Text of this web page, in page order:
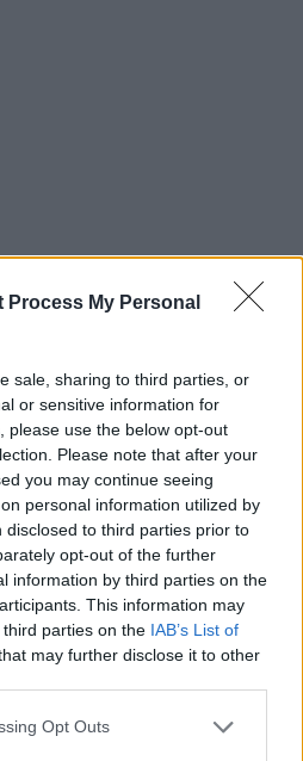
Process My Personal
sale, sharing to third parties, or
or sensitive information for
please use the below opt-out
Please note that after your
you may continue seeing
personal information utilized by
to third parties prior to
opt-out of the further
information by third parties on the
This information may
parties on the IAB’s List of
may further disclose it to other
Opt Outs